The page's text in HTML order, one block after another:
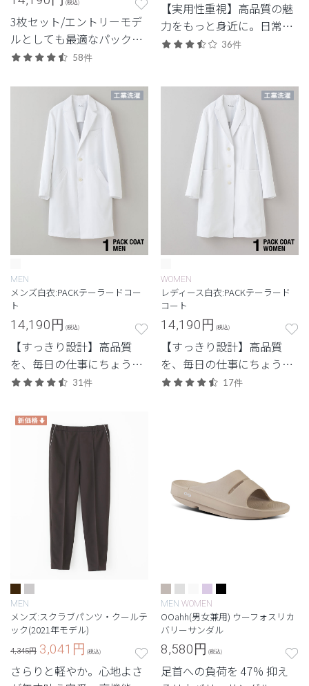
(税込)
3枚セット/エントリーモデ
ルとしても最適なパックシ
リーズ。
58件
【実用性重視】高品質の魅
力をもっと身近に。日常使
いしやすいエントリーモデ
36件
MEN
メンズ白衣:PACKテーラードコー
ト
14,190円 (税込)
【すっきり設計】高品質
を、毎日の仕事にちょうど
よく。日常使いしやすいプ
31件
WOMEN
レディース白衣:PACKテーラード
コート
14,190円 (税込)
【すっきり設計】高品質
を、毎日の仕事にちょうど
よく。日常使いしやすいプ
17件
MEN
メンズ:スクラブパンツ・クールテ
ック(2021年モデル)
4,345円 3,041 円 (税込)
さらりと軽やか。心地よさ
MEN WOMEN
OOahh(男女兼用) ウーフォスリカ
バリーサンダル
8,580円 (税込)
足首への負荷を 47% 抑え